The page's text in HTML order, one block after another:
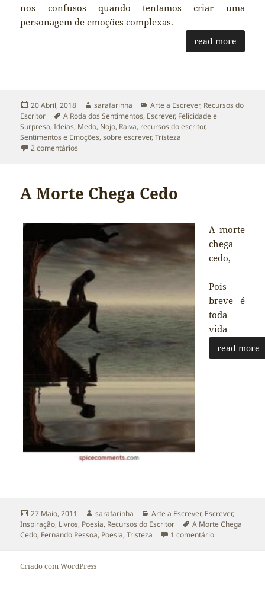
nos confusos quando tentamos criar uma
personagem de emoções complexas.
read more
Publicado
a
20 Abril, 2018 Autor
sarafarinha Categorias
Arte a Escrever, Recursos do
Escritor
Etiquetas
A Roda dos Sentimentos, Escrever, Felicidade e
Surpresa,Ideias, Medo, Nojo, Raiva, recursos do escritor,
Sentimentos e Emoções,sobre escrever,Tristeza
2 comentários
A Morte Chega Cedo
A morte
chega
cedo,
Pois
breve é
toda
vida
read more
Publicado
a
27 Maio, 2011 Autor
sarafarinha Categorias
Arte a Escrever, Escrever,
Inspiração, Livros, Poesia, Recursos do Escritor Etiquetas
A Morte Chega
Cedo, Fernando Pessoa, Poesia,Tristeza 1 comentárioem A Morte
Criado com WordPress